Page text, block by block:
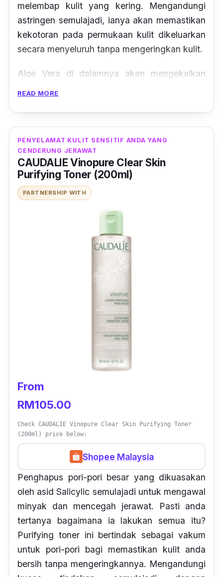
melembap kulit yang kering. Mengandungi
astringen semulajadi, ianya akan memastikan
kekotoran pada permukaan kulit dikeluarkan
secara menyeluruh tanpa mengeringkan kulit.
Aloe Vera di dalamnya akan mengekalkan
READ MORE
PENYELAMAT KULIT SENSITIF ANDA YANG
CENDERUNG JERAWAT
CAUDALIE Vinopure Clear Skin
Purifying Toner (200ml)
PARTNERSHIP WITH
From
RM105.00
Check CAUDALIE Vinopure Clear Skin Purifying Toner
(200ml) price below:
Shopee Malaysia
Penghapus pori-pori besar yang dikuasakan
oleh asid Salicylic semulajadi untuk mengawal
minyak dan mencegah jerawat. Pasti anda
tertanya bagaimana ia lakukan semua itu?
Purifying toner ini bertindak sebagai vakum
untuk pori-pori bagi memastikan kulit anda
bersih tanpa mengeringkannya. Mengandungi